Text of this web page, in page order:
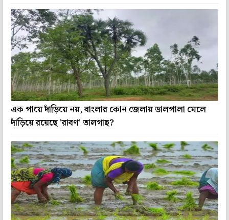
এক পায়ে দাঁড়িয়ে নয়, বাংলার কোন জেলায় ডালপালা মেলে
দাঁড়িয়ে রয়েছে 'রাবণ' তালগাছ?